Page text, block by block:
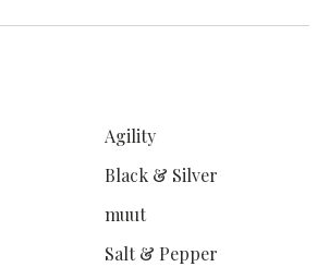
Agility
Black & Silver
muut
Salt & Pepper